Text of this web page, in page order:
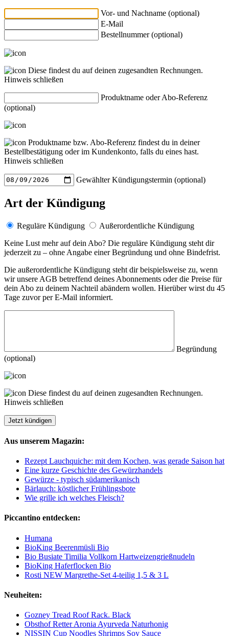
Vor- und Nachname (optional)
E-Mail
Bestellnummer (optional)
Diese findest du auf deinen zugesandten Rechnungen.
Hinweis schließen
Produktname oder Abo-Referenz
(optional)
Produktname bzw. Abo-Referenz findest du in deiner
Bestellbestätigung oder im Kundenkonto, falls du eines hast.
Hinweis schließen
Gewählter Kündigungstermin (optional)
Art der Kündigung
Reguläre Kündigung
Außerordentliche Kündigung
Keine Lust mehr auf dein Abo? Die reguläre Kündigung steht dir
jederzeit zu – ohne Angabe einer Begründung und ohne Bindefrist.
Die außerordentliche Kündigung steht dir beispielsweise zu, wenn
wir unsere AGB betreffend deines Abonnements oder die Preise für
dein Abo zu deinem Nachteil abändern wollen. Hierüber wirst du 45
Tage zuvor per E-Mail informiert.
Begründung
(optional)
Diese findest du auf deinen zugesandten Rechnungen.
Hinweis schließen
Aus unserem Magazin:
Rezept Lauchquiche: mit dem Kochen, was gerade Saison hat
Eine kurze Geschichte des Gewürzhandels
Gewürze - typisch südamerikanisch
Bärlauch: köstlicher Frühlingsbote
Wie grille ich welches Fleisch?
Piccantino entdecken:
Humana
BioKing Beerenmüsli Bio
Bio Busiate Timilia Vollkorn Hartweizengrießnudeln
BioKing Haferflocken Bio
Rosti NEW Margrethe-Set 4-teilig 1,5 & 3 L
Neuheiten:
Gozney Tread Roof Rack. Black
Obsthof Retter Aronia Ayurveda Naturhonig
NISSIN Cup Noodles Shrimps Soy Sauce